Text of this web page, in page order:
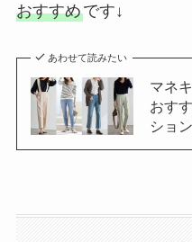
おすすめです↓
あわせて読みたい
マネ
おす
ショ